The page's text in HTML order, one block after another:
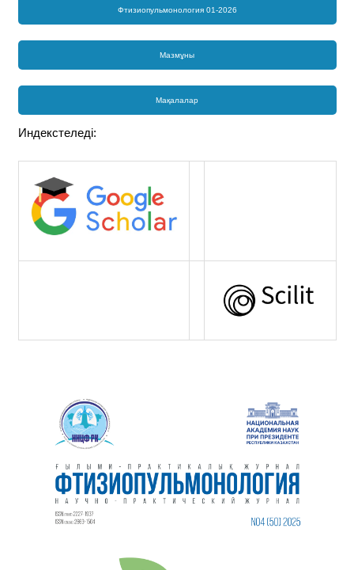
Фтизиопульмонология 01-2026
Мазмұны
Мақалалар
Индекстеледі: